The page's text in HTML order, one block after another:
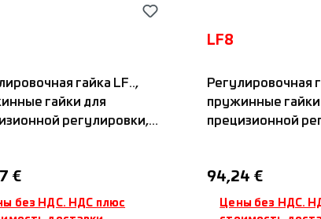
гайка LF..,
гайки для
регулировки,
винтами на
подпружиненной
поверхности,
цена:
€
без НДС. НДС плюс
LF8
Регулировочная
пружинные
прецизионной
зажимными
одной
резьбовой
Обычная цена:
94,24 €
Цены без НДС.